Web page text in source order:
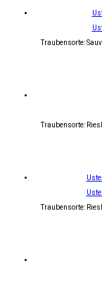
Traubensorte:
Traubensorte:
Traubensorte: